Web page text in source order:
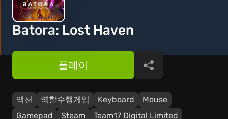
Batora: Lost Haven
액션 역할수행게임 Keyboard
Mouse
Gamepad
Steam
Team17 Digital Limited
플레이 공유